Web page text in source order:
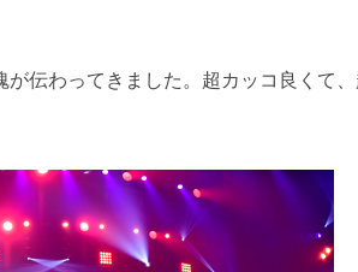
伝わってきました。超カッコ良くて